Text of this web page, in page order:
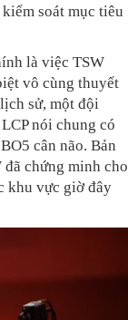
soát mục tiêu
là việc TSW
vô cùng thuyết
sử, một đội
nói chung có
cân não. Bản
chứng minh cho
khu vực giờ đây